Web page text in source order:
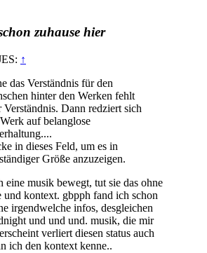
zuhause hier
↑
das Verständnis für den
hinter den Werken fehlt
Verständnis. Dann redziert sich
auf belanglose
in dieses Feld, um es in
Größe anzuzeigen.
eine musik bewegt, tut sie das ohne
und kontext. gbpph fand ich schon
irgendwelche infos, desgleichen
und und und. musik, die mir
verliert diesen status auch
ich den kontext kenne..